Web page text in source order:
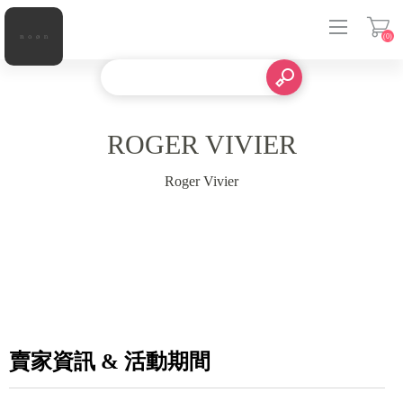
(0)
ROGER VIVIER
Roger Vivier
賣家資訊 & 活動期間